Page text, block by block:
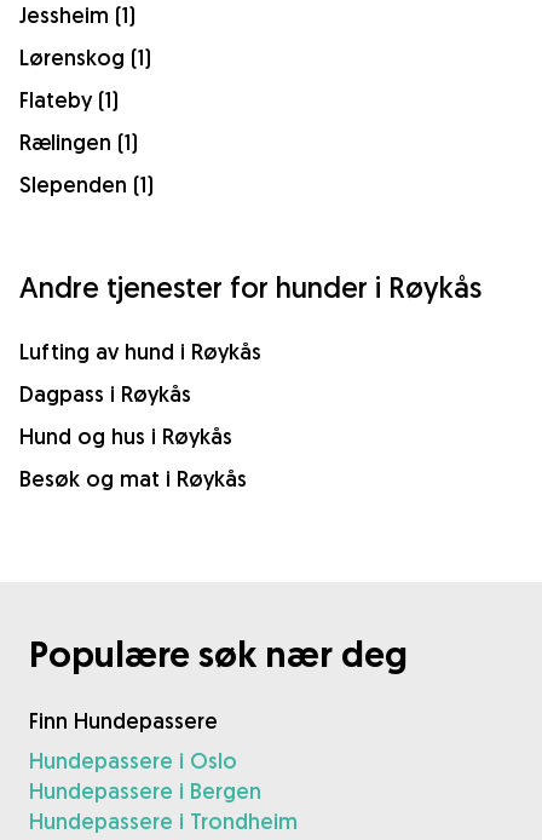
Jessheim (1)
Lørenskog (1)
Flateby (1)
Rælingen (1)
Slependen (1)
Andre tjenester for hunder i Røykås
Lufting av hund i Røykås
Dagpass i Røykås
Hund og hus i Røykås
Besøk og mat i Røykås
Populære søk nær deg
Finn Hundepassere
Hundepassere i Oslo
Hundepassere i Bergen
Hundepassere i Trondheim